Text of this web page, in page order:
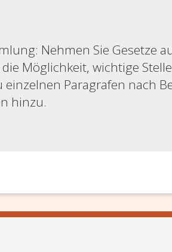
Nehmen Sie Gesetze
Möglichkeit, wichtige
Paragrafen nach
hinzu.